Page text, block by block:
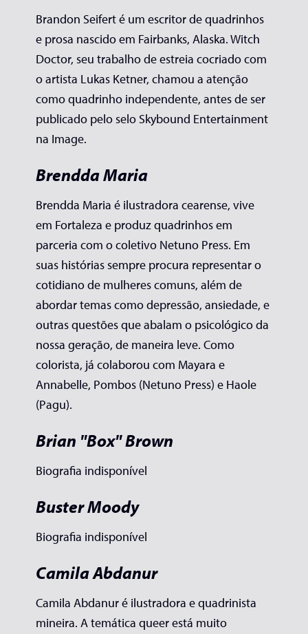
Brandon Seifert é um escritor de quadrinhos
e prosa nascido em Fairbanks, Alaska. Witch
Doctor, seu trabalho de estreia cocriado com
o artista Lukas Ketner, chamou a atenção
como quadrinho independente, antes de ser
publicado pelo selo Skybound Entertainment
na Image.
Brendda Maria
Brendda Maria é ilustradora cearense, vive
em Fortaleza e produz quadrinhos em
parceria com o coletivo Netuno Press. Em
suas histórias sempre procura representar o
cotidiano de mulheres comuns, além de
abordar temas como depressão, ansiedade, e
outras questões que abalam o psicológico da
nossa geração, de maneira leve. Como
colorista, já colaborou com Mayara e
Annabelle, Pombos (Netuno Press) e Haole
(Pagu).
Brian "Box" Brown
Biografia indisponível
Buster Moody
Biografia indisponível
Camila Abdanur
Camila Abdanur é ilustradora e quadrinista
mineira. A temática queer está muito